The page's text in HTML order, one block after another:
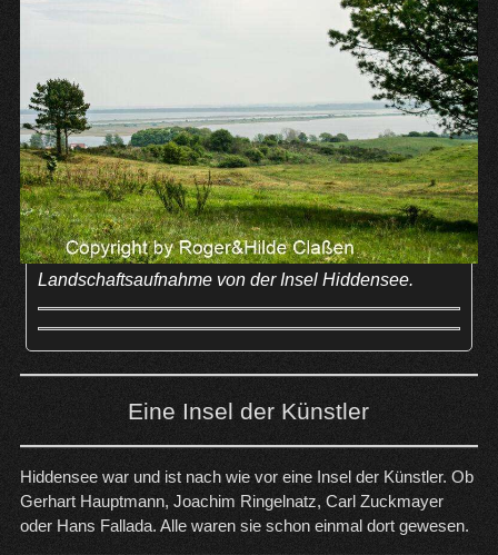
Landschaftsaufnahme von der Insel Hiddensee.
Eine Insel der Künstler
Hiddensee war und ist nach wie vor eine Insel der Künstler. Ob
Gerhart Hauptmann, Joachim Ringelnatz, Carl Zuckmayer
oder Hans Fallada. Alle waren sie schon einmal dort gewesen.